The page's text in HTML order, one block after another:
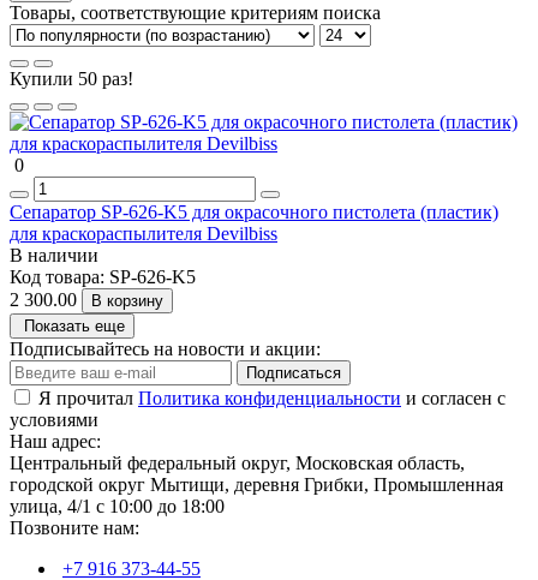
Товары, соответствующие критериям поиска
Купили 50 раз!
0
Сепаратор SP-626-K5 для окрасочного пистолета (пластик)
для краскораспылителя Devilbiss
В наличии
Код товара: SP-626-K5
2 300.00
В корзину
Показать еще
Подписывайтесь на новости и акции:
Подписаться
Я прочитал Политика конфиденциальности и согласен с
условиями
Наш адрес:
Центральный федеральный округ, Московская область,
городской округ Мытищи, деревня Грибки, Промышленная
улица, 4/1 с 10:00 до 18:00
Позвоните нам:
+7 916 373-44-55